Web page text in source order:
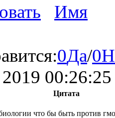
Имя
0Да/0
00:26:25
Цитата
что бы быть против